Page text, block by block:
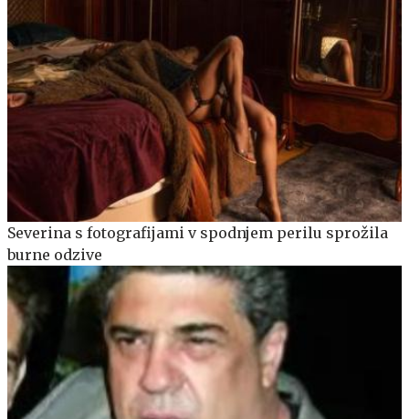
Severina s fotografijami v spodnjem perilu sprožila
burne odzive